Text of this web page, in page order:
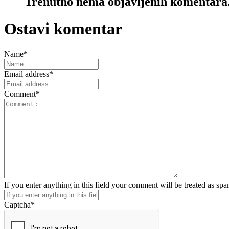
Ostavi komentar
Name*
Email address*
Comment*
If you enter anything in this field your comment will be treated as
Captcha*